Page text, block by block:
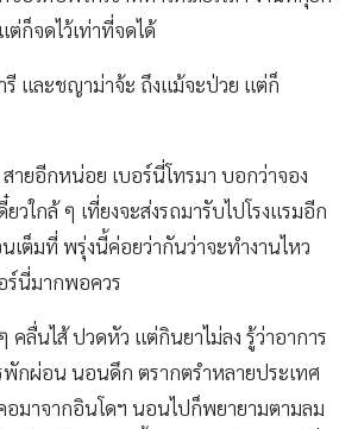
ต่ก็จดไว้เท่าที่จดได้
รี และชญาม่าจ้ะ ถึงแม้จะป่วย แต่ก็
ยอีกหน่อย เบอร์นี่โทรมา บอกว่าจอง
ยวใกล้ ๆ เที่ยงจะส่งรถมารับไปโรงแรมอีก
ต็มที่ พรุ่งนี้ค่อยว่ากันว่าจะทำงานไหว
ร์นี่มากพอควร
ลื่นไส้ ปวดหัว แต่กินยาไม่ลง รู้ว่าอาการ
พักผ่อน นอนดึก ตรากตรำหลายประเทศ
อมาจากอินโดฯ นอนไปก็พยายามตามลม